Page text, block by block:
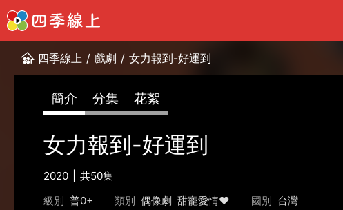
四季線上 / 戲劇 / 女力報到-好運到
簡介 分集 花絮
女力報到-好運到
2020
共50集
級別 普0+ 類別 偶像劇 甜寵愛情❤️ 國別 台灣